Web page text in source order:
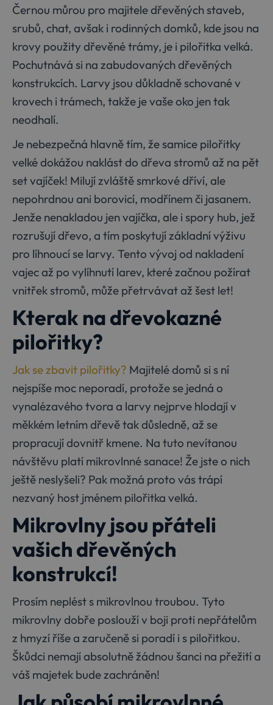
Černou můrou pro majitele dřevěných staveb,
srubů, chat, avšak i rodinných domků, kde jsou na
krovy použity dřevěné trámy, je i pilořitka velká.
Pochutnává si na zabudovaných dřevěných
konstrukcích. Larvy jsou důkladně schované v
krovech i trámech, takže je vaše oko jen tak
neodhalí.
Je nebezpečná hlavně tím, že samice pilořitky
velké dokážou naklást do dřeva stromů až na pět
set vajíček! Milují zvláště smrkové dříví, ale
nepohrdnou ani borovicí, modřínem či jasanem.
Jenže nenakladou jen vajíčka, ale i spory hub, jež
rozrušují dřevo, a tím poskytují základní výživu
pro líhnoucí se larvy. Tento vývoj od nakladení
vajec až po vylíhnutí larev, které začnou požírat
vnitřek stromů, může přetrvávat až šest let!
Kterak na dřevokazné
pilořitky?
Jak se zbavit pilořitky? Majitelé domů si s ní
nejspíše moc neporadí, protože se jedná o
vynalézavého tvora a larvy nejprve hlodají v
měkkém letním dřevě tak důsledně, až se
propracují dovnitř kmene. Na tuto nevítanou
návštěvu platí mikrovlnné sanace! Že jste o nich
ještě neslyšeli? Pak možná proto vás trápí
nezvaný host jménem pilořitka velká.
Mikrovlny jsou přáteli
vašich dřevěných
konstrukcí!
Prosím neplést s mikrovlnou troubou. Tyto
mikrovlny dobře poslouží v boji proti nepřátelům
z hmyzí říše a zaručeně si poradí i s pilořitkou.
Škůdci nemají absolutně žádnou šanci na přežití a
váš majetek bude zachráněn!